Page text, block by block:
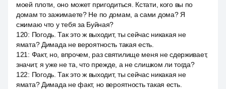
моей плоти, оно может пригодиться. Кстати, кого вы по
домам то зажимаете? Не по домам, а сами дома? Я
сжимаю что у тебя за Буйная?
120: Погодь. Так это ж выходит, ты сейчас никакая не
ямата? Димада не вероятность такая есть.
121 : Факт, но, впрочем, раз святилище меня не сдерживает,
значит, я уже не та, что прежде, а не слишком ли тогда?
122: Погодь. Так это ж выходит, ты сейчас никакая не
ямата? Димада не факт, но вероятность такая есть.